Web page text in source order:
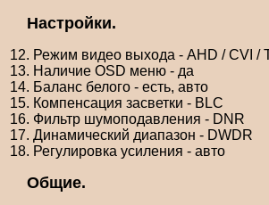
Настройки.
12. Режим видео выхода - AHD / CVI /
13. Наличие OSD меню - да
14. Баланс белого - есть, авто
15. Компенсация засветки - BLC
16. Фильтр шумоподавления - DNR
17. Динамический диапазон - DWDR
18. Регулировка усиления - авто
Общие.